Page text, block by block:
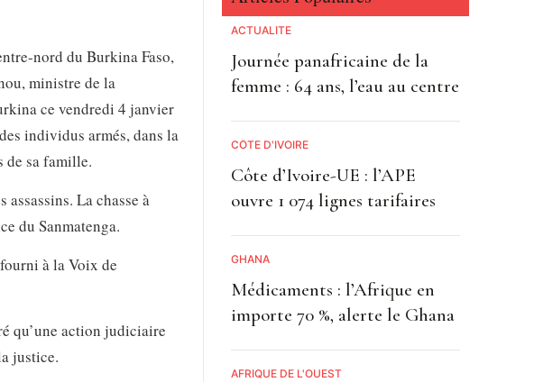
nord du Burkina Faso,
ministre de la
ce vendredi 4 janvier
individus armés, dans la
de sa famille.
La chasse à
du Sanmatenga.
à la Voix de
qu’une action judiciaire
justice.
ACTUALITE
Journée panafricaine de la
femme : 64 ans, l’eau au centre
CÔTE D'IVOIRE
Côte d’Ivoire-UE : l’APE
ouvre 1 074 lignes tarifaires
GHANA
Médicaments : l’Afrique en
importe 70 %, alerte le Ghana
AFRIQUE DE L'OUEST